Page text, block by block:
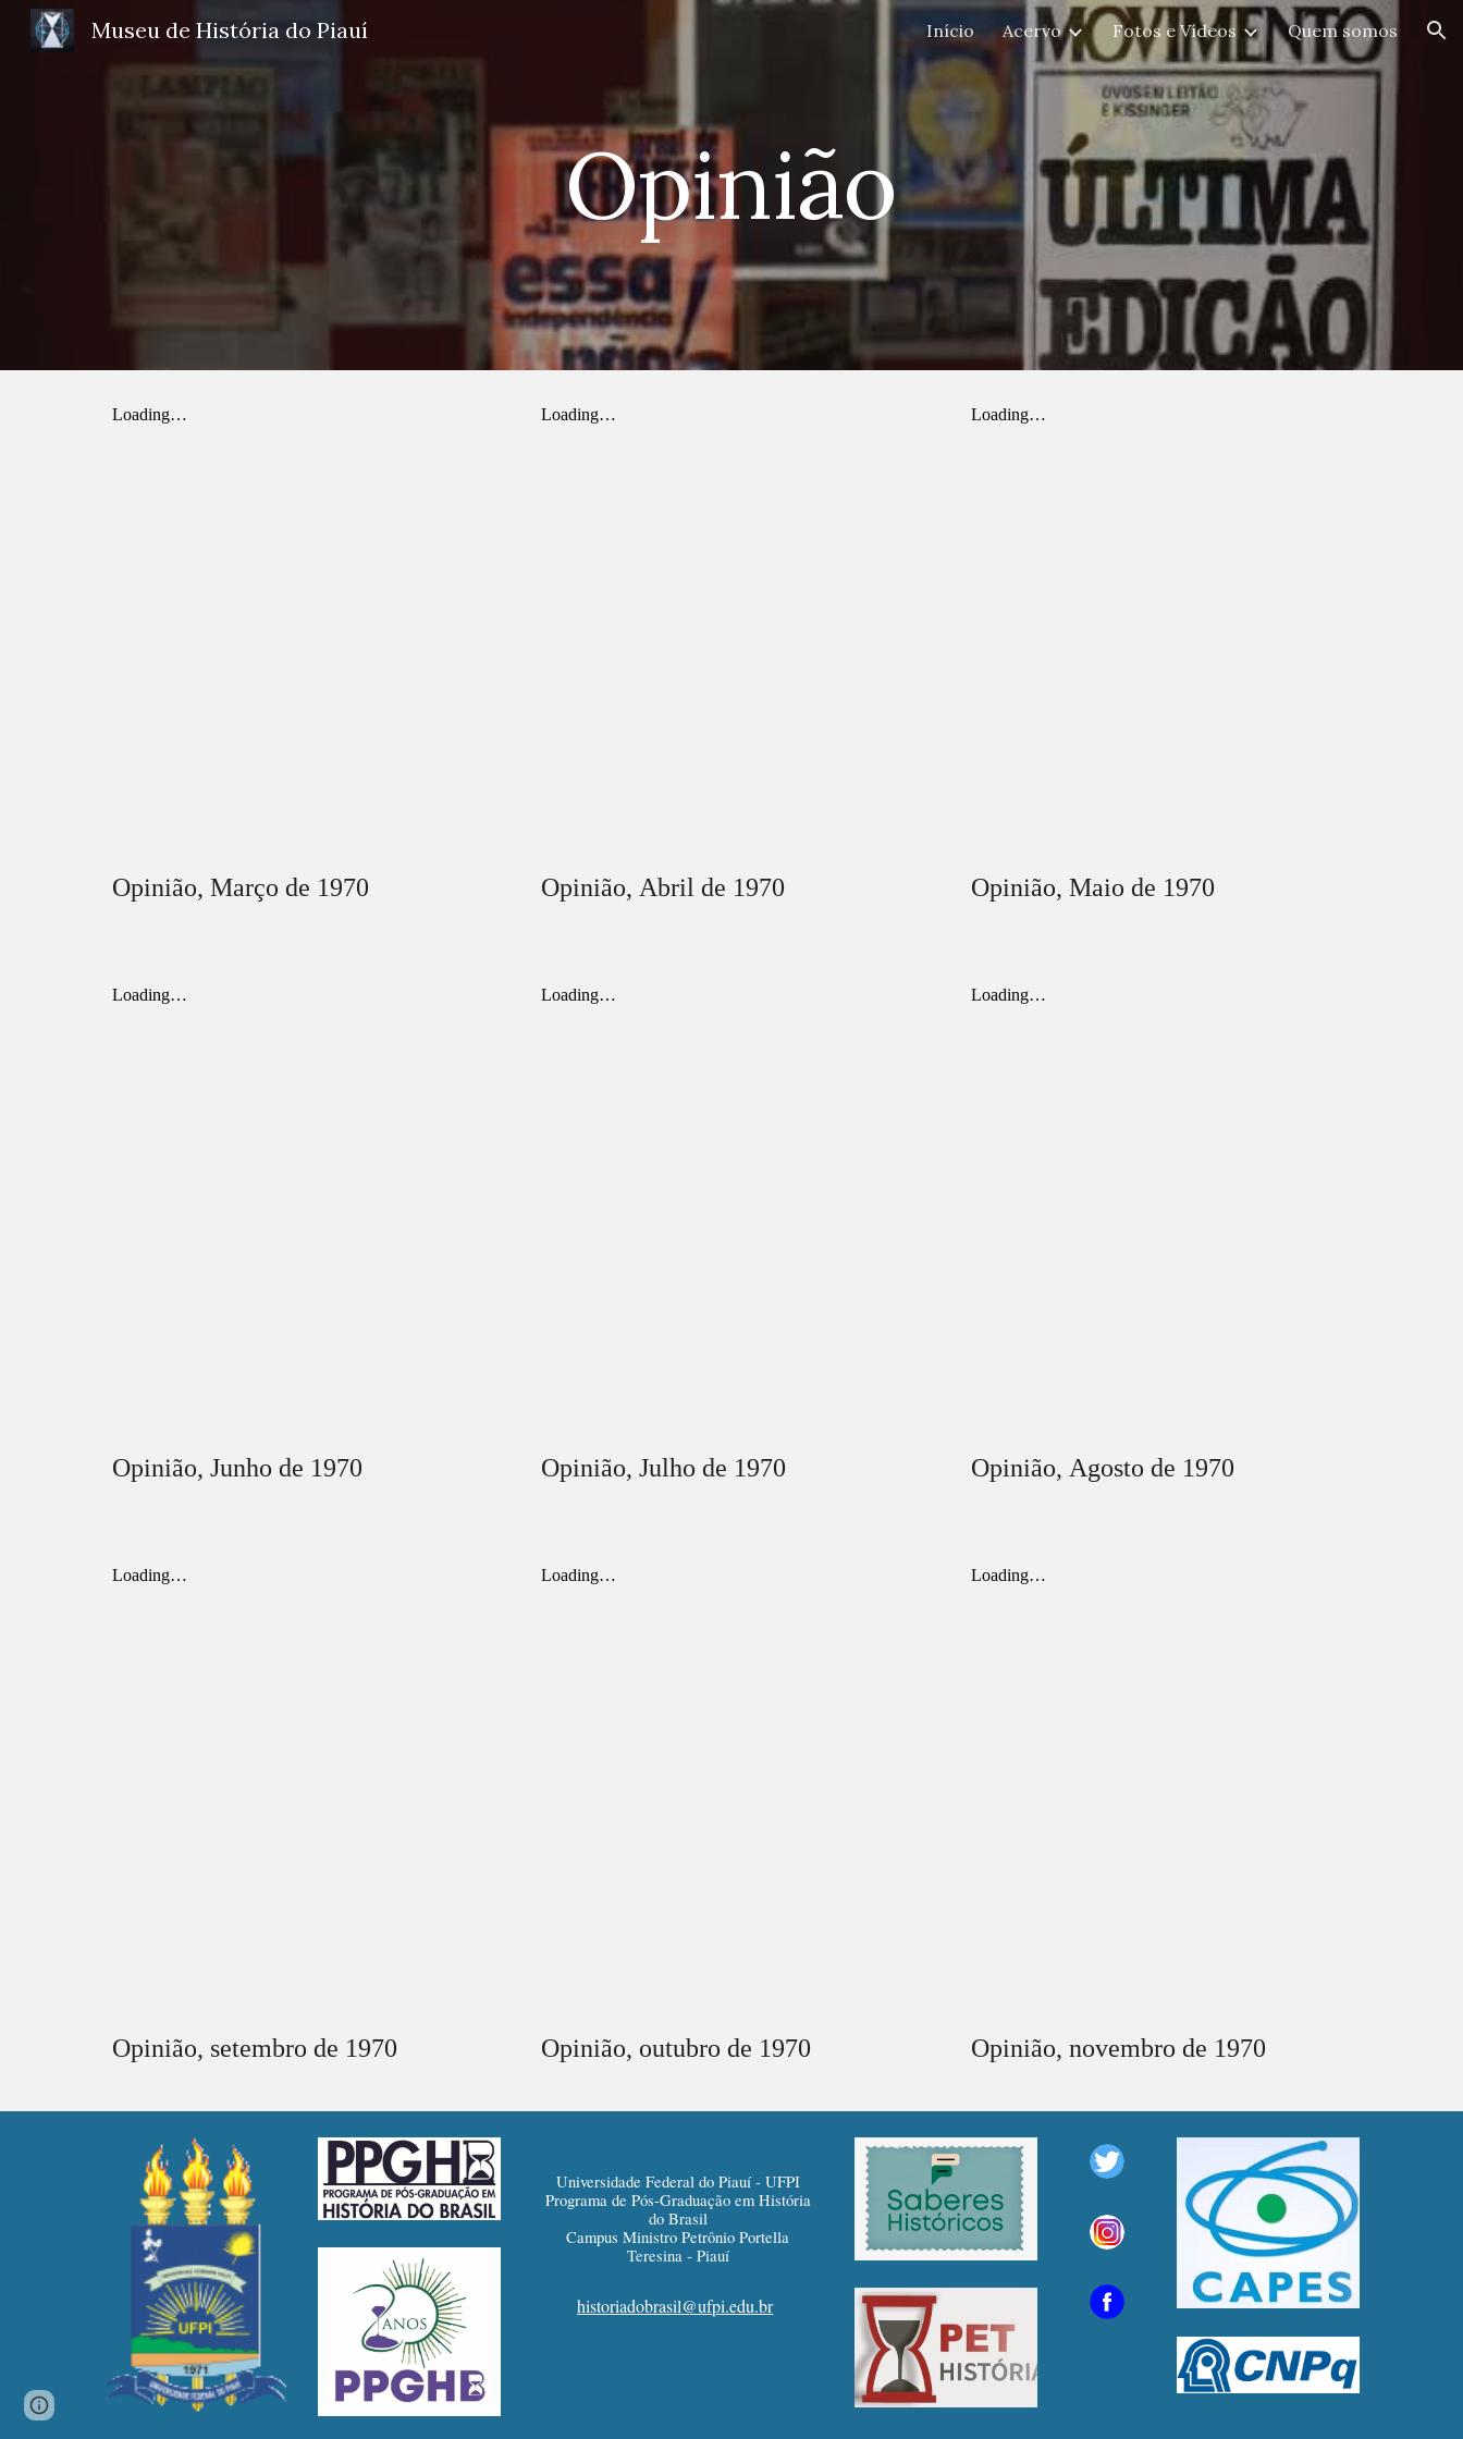
Skip to navigation
Museu de História do Piauí Início Acervo Fotos e Vídeos Quem somos
Opinião
Opinião, Março de 1970 Opinião, Abril de 1970 Opinião,Maio de 1970
Opinião, Junho de 1970 Opinião,Julho de 1970 Opinião, Agosto de 1970
Opinião, setembro de 1970 Opinião, outubro de 1970 Opinião, novembro de 1970
Universidade Federal do Piauí - UFPI
Programa de Pós-Graduação em História
do Brasil
Campus Ministro Petrônio Portella
Teresina - Piauí
historiadobrasil@ufpi.edu.br
Report abuse